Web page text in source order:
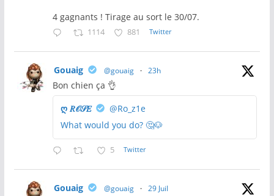
4 gagnants ! Tirage au sort le 30/07.
1114 881 Twitter
Gouaig @gouaig · 23h
Bon chien ça 👌
ღ 𝑅𝒪𝒮𝐸
@Ro_z1e
What would you do? 🤔🐶
5 Twitter
Gouaig @gouaig · 29 Juil